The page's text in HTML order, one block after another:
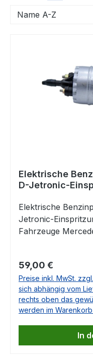
Elektrische
D-Jetronic-
Elektrische
Jetronic-
Fahrzeuge
11/76Mercedes S
Nr. 0010917101
beantworten wir
Regulärer Preis:
59,00 €
Preise inkl. MwSt.
sich abhängig vom
rechts oben das
werden im
In